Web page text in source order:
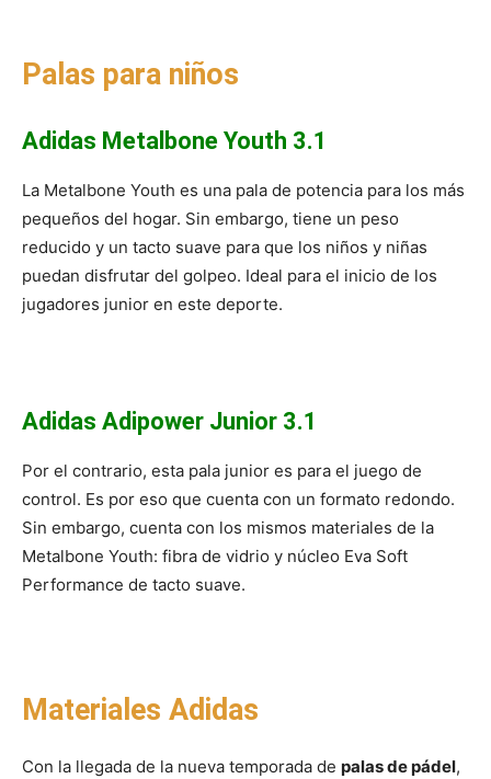
Palas para niños
Adidas Metalbone Youth 3.1
La Metalbone Youth es una pala de potencia para los más
pequeños del hogar. Sin embargo, tiene un peso
reducido y un tacto suave para que los niños y niñas
puedan disfrutar del golpeo. Ideal para el inicio de los
jugadores junior en este deporte.
Adidas Adipower Junior 3.1
Por el contrario, esta pala junior es para el juego de
control. Es por eso que cuenta con un formato redondo.
Sin embargo, cuenta con los mismos materiales de la
Metalbone Youth: fibra de vidrio y núcleo Eva Soft
Performance de tacto suave.
Materiales Adidas
Con la llegada de la nueva temporada de palas de pádel,